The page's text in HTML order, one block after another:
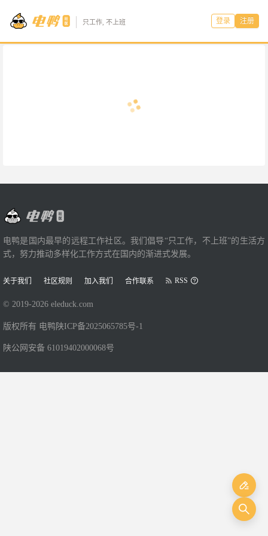
只工作, 不上班 登录 注册
电鸭是国内最早的远程工作社区。我们倡导“只工作，不上班”的生活方
式，努力推动多样化工作方式在国内的渐进式发展。
关于我们 社区规则 加入我们 合作联系 RSS
© 2019-2026 eleduck.com
版权所有 电鸭 陕ICP备2025065785号-1
陕公网安备 61019402000068号